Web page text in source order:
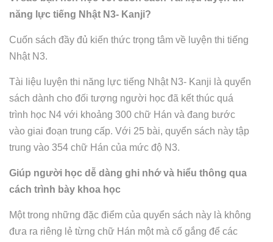
năng lực tiếng Nhật N3- Kanji?
Cuốn sách đầy đủ kiến thức trọng tâm về luyện thi tiếng
Nhật N3.
Tài liệu luyện thi năng lực tiếng Nhật N3- Kanji là quyển
sách dành cho đối tượng người học đã kết thúc quá
trình học N4 với khoảng 300 chữ Hán và đang bước
vào giai đoạn trung cấp. Với 25 bài, quyển sách này tập
trung vào 354 chữ Hán của mức độ N3.
Giúp người học dễ dàng ghi nhớ và hiểu thông qua
cách trình bày khoa học
Một trong những đặc điểm của quyển sách này là không
đưa ra riêng lẻ từng chữ Hán một mà cố gắng để các